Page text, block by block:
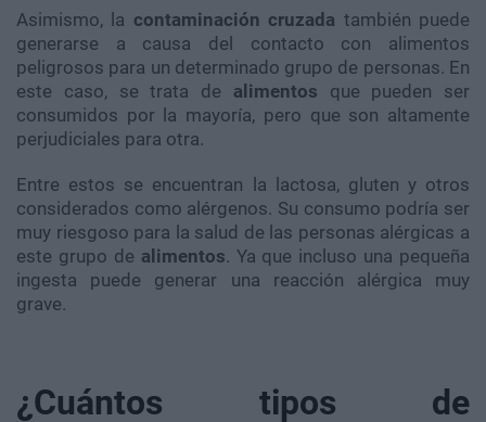
Asimismo, la contaminación cruzada también puede
generarse a causa del contacto con alimentos
peligrosos para un determinado grupo de personas. En
este caso, se trata de alimentos que pueden ser
consumidos por la mayoría, pero que son altamente
perjudiciales para otra.
Entre estos se encuentran la lactosa, gluten y otros
considerados como alérgenos. Su consumo podría ser
muy riesgoso para la salud de las personas alérgicas a
este grupo de alimentos. Ya que incluso una pequeña
ingesta puede generar una reacción alérgica muy
grave.
¿Cuántos tipos de